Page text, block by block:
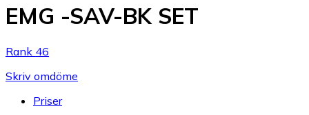
EMG -SAV-BK SET
Rank 46
Skriv omdöme
Priser